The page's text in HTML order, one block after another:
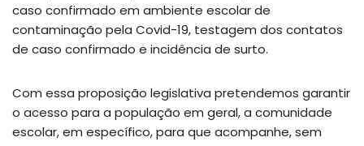
caso confirmado em ambiente escolar de
contaminação pela Covid-19, testagem dos contatos
de caso confirmado e incidência de surto.
Com essa proposição legislativa pretendemos garantir
o acesso para a população em geral, a comunidade
escolar, em específico, para que acompanhe, sem